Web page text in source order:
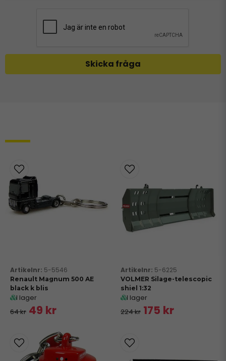
Skicka fråga
5-5546
Renault Magnum 500 AE
black k blis
I lager
64 kr 49 kr
5-6225
VOLMER Silage-telescopic
shiel 1:32
I lager
224 kr 175 kr